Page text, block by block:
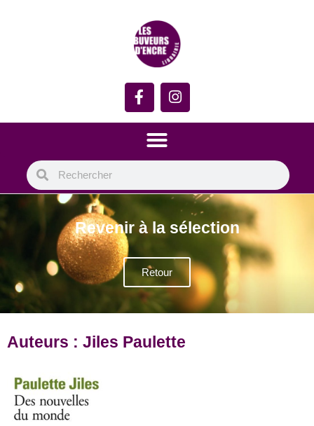
Revenir à la sélection
Retour
Auteurs : Jiles Paulette